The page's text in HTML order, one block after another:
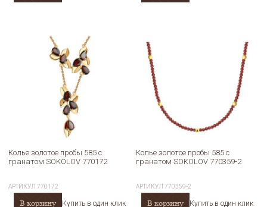
Колье золотое пробы 585 с
гранатом SOKOLOV 770172
АРТИКУЛ770172
В корзину Купить в один клик
Колье золотое пробы 585 с
гранатом SOKOLOV 770359-2
АРТИКУЛ770359-2
В корзину Купить в один клик